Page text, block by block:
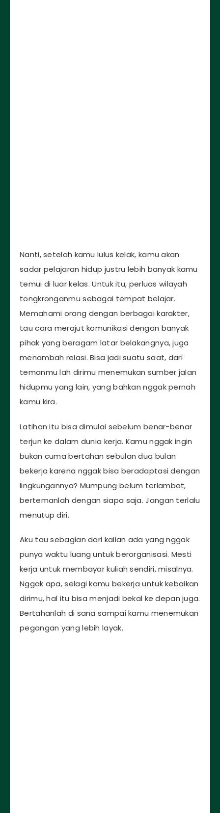
Nanti, setelah kamu lulus kelak, kamu akan
sadar pelajaran hidup justru lebih banyak kamu
temui di luar kelas. Untuk itu, perluas wilayah
tongkronganmu sebagai tempat belajar.
Memahami orang dengan berbagai karakter,
tau cara merajut komunikasi dengan banyak
pihak yang beragam latar belakangnya, juga
menambah relasi. Bisa jadi suatu saat, dari
temanmu lah dirimu menemukan sumber jalan
hidupmu yang lain, yang bahkan nggak pernah
kamu kira.
Latihan itu bisa dimulai sebelum benar-benar
terjun ke dalam dunia kerja. Kamu nggak ingin
bukan cuma bertahan sebulan dua bulan
bekerja karena nggak bisa beradaptasi dengan
lingkungannya? Mumpung belum terlambat,
bertemanlah dengan siapa saja. Jangan terlalu
menutup diri.
Aku tau sebagian dari kalian ada yang nggak
punya waktu luang untuk berorganisasi. Mesti
kerja untuk membayar kuliah sendiri, misalnya.
Nggak apa, selagi kamu bekerja untuk kebaikan
dirimu, hal itu bisa menjadi bekal ke depan juga.
Bertahanlah di sana sampai kamu menemukan
pegangan yang lebih layak.